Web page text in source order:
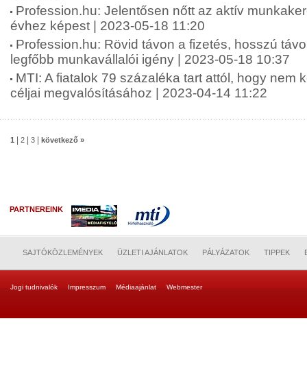
Profession.hu: Jelentősen nőtt az aktív
évhez képest | 2023-05-18 11:20
Profession.hu: Rövid távon a fizetés, hosszú
legfőbb munkavállalói igény | 2023-05-18 10:37
MTI: A fiatalok 79 százaléka tart attól, hogy nem
céljai megvalósításához | 2023-04-14 11:22
1 2 3 következő »
PARTNEREINK
SAJTÓKÖZLEMÉNYEK ÜZLETI AJÁNLATOK PÁLYÁZATOK TIPPEK
Jogi tudnivalók Impresszum Médiaajánlat Webmester